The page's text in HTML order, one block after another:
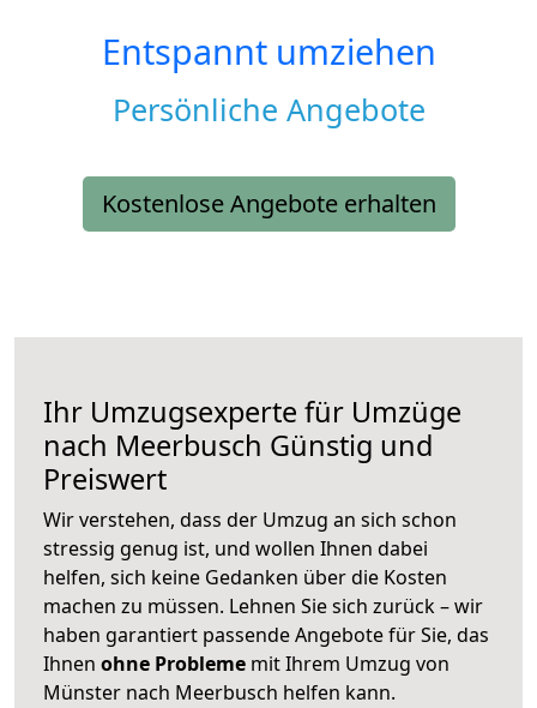
Entspannt umziehen
Persönliche Angebote
Kostenlose Angebote erhalten
Ihr Umzugsexperte für Umzüge
nach Meerbusch Günstig und
Preiswert
Wir verstehen, dass der Umzug an sich schon
stressig genug ist, und wollen Ihnen dabei
helfen, sich keine Gedanken über die Kosten
machen zu müssen. Lehnen Sie sich zurück – wir
haben garantiert passende Angebote für Sie, das
Ihnen ohne Probleme mit Ihrem Umzug von
Münster nach Meerbusch helfen kann.